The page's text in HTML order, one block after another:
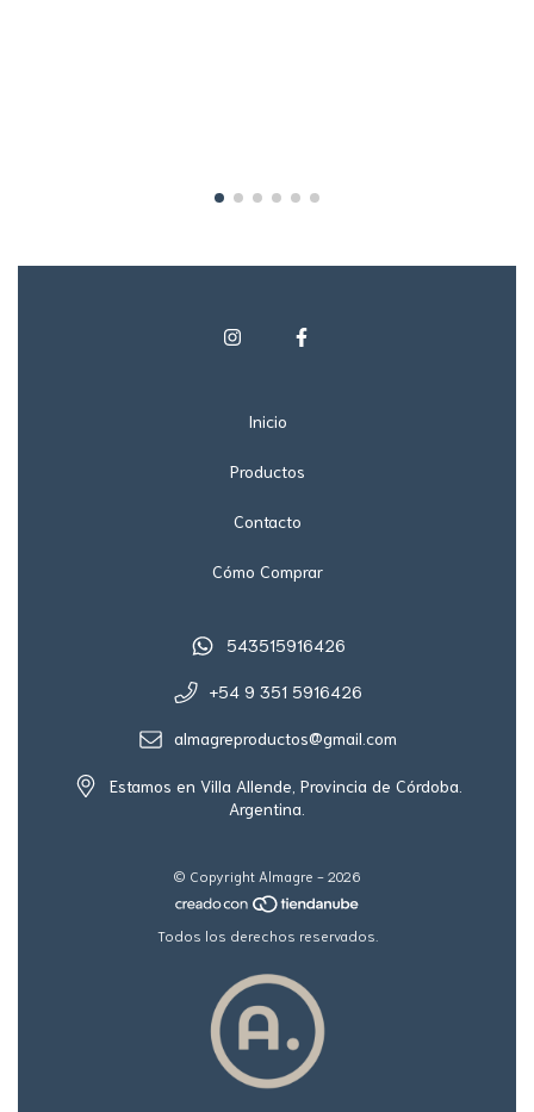
Inicio
Productos
Contacto
Cómo Comprar
543515916426
+54 9 351 5916426
almagreproductos@gmail.com
Estamos en Villa Allende, Provincia de Córdoba.
Argentina.
© Copyright Almagre - 2026
Todos los derechos reservados.